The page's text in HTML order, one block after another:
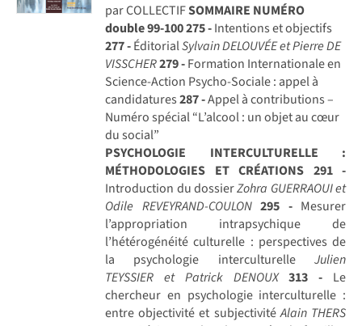
par COLLECTIFSOMMAIRE NUMÉRO
double 99-100275 -Intentions et objectifs
277 -ÉditorialSylvain DELOUVÉE et Pierre DE
VISSCHER279 -Formation Internationale en
Science-Action Psycho-Sociale : appel à
candidatures287 -Appel à contributions –
Numéro spécial “L’alcool : un objet au cœur
du social”
PSYCHOLOGIE INTERCULTURELLE :
MÉTHODOLOGIES ET CRÉATIONS 291 -
Introduction du dossierZohra GUERRAOUI et
Odile REVEYRAND-COULON 295 -Mesurer
l’appropriation intrapsychique de
l’hétérogénéité culturelle : perspectives de
la psychologie interculturelle Julien
TEYSSIER et Patrick DENOUX 313 - Le
chercheur en psychologie interculturelle :
entre objectivité et subjectivitéAlain THERS